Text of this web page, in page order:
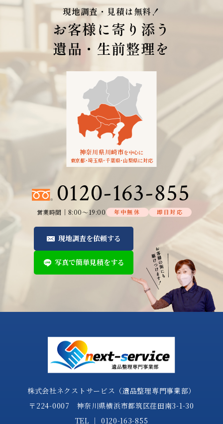
現地調査・見積は無料！
お客様に寄り添う
遺品・生前整理を
神奈川県川崎市を中心に
東京都・埼玉県・千葉県・山梨県に対応
0120-163-855
営業時間│8:00～19:00 年中無休 即日対応
現地調査を依頼する
写真で簡単見積をする
株式会社ネクストサービス（遺品整理専門事業部）
〒224-0007 神奈川県横浜市都筑区荏田南3-1-30
TEL │ 0120-163-855